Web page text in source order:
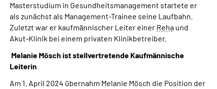
Masterstudium in Gesundheitsmanagement startete er
als zunächst als Management-Trainee seine Laufbahn.
Zuletzt war er kaufmännischer Leiter einer Reha und
Akut-Klinik bei einem privaten Klinikbetreiber.
Melanie Mösch ist stellvertretende Kaufmännische
Leiterin
Am 1. April 2024 übernahm Melanie Mösch die Position der